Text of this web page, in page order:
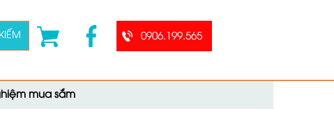
0906.199.565
mua sắm